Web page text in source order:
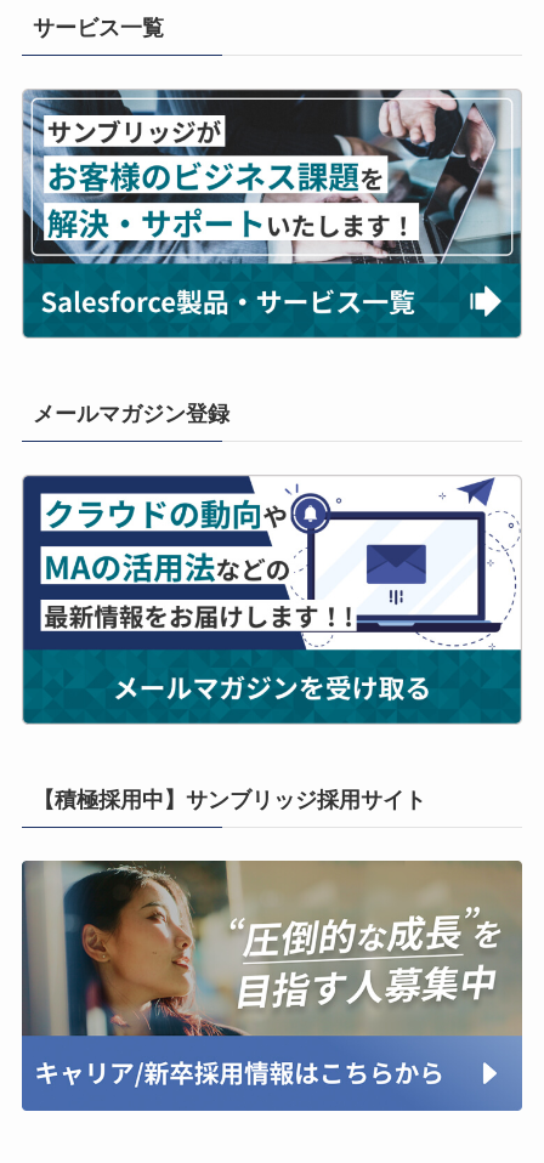
サービス一覧
メールマガジン登録
【積極採用中】サンブリッジ採用サイト